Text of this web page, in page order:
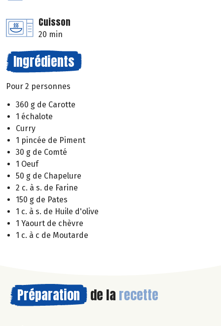
Cuisson
20 min
Ingrédients
Pour 2 personnes
360 g de Carotte
1 échalote
Curry
1 pincée de Piment
30 g de Comté
1 Oeuf
50 g de Chapelure
2 c. à s. de Farine
150 g de Pates
1 c. à s. de Huile d'olive
1 Yaourt de chèvre
1 c. à c de Moutarde
Préparation de la recette